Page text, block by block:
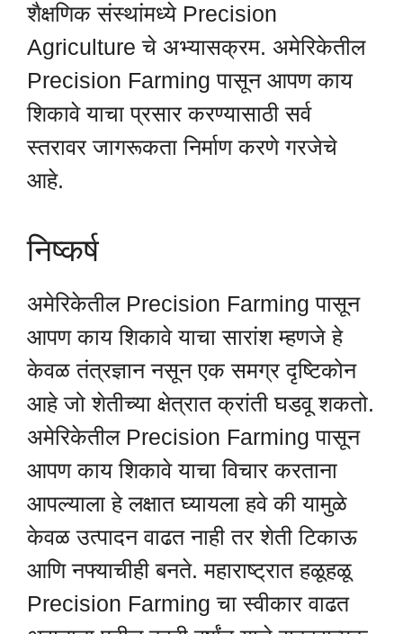
शैक्षणिक संस्थांमध्ये Precision
Agriculture चे अभ्यासक्रम. अमेरिकेतील
Precision Farming पासून आपण काय
शिकावे याचा प्रसार करण्यासाठी सर्व
स्तरावर जागरूकता निर्माण करणे गरजेचे
आहे.
निष्कर्ष
अमेरिकेतील Precision Farming पासून
आपण काय शिकावे याचा सारांश म्हणजे हे
केवळ तंत्रज्ञान नसून एक समग्र दृष्टिकोन
आहे जो शेतीच्या क्षेत्रात क्रांती घडवू शकतो.
अमेरिकेतील Precision Farming पासून
आपण काय शिकावे याचा विचार करताना
आपल्याला हे लक्षात घ्यायला हवे की यामुळे
केवळ उत्पादन वाढत नाही तर शेती टिकाऊ
आणि नफ्याचीही बनते. महाराष्ट्रात हळूहळू
Precision Farming चा स्वीकार वाढत